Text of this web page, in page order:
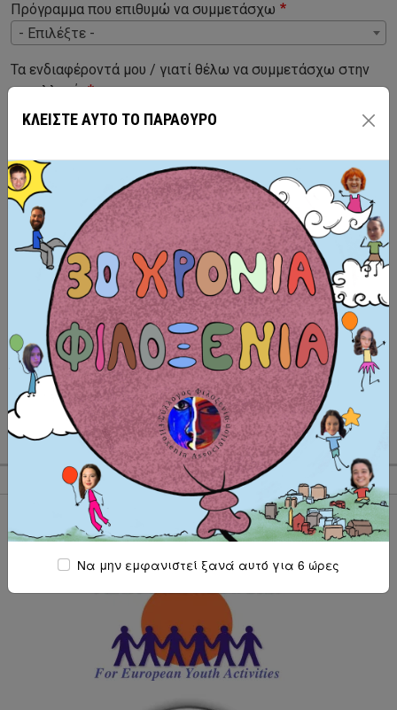
Πρόγραμμα που επιθυμώ να συμμετάσχω
- Επιλέξτε -
Τα ενδιαφέροντά μου / γιατί θέλω να συμμετάσχω στην
ανταλλαγή
Δεσμεύομαι να συμμετέχω ενεργά στο πρόγραμμα
Συμφωνώ να φωτογραφηθώ και να βιντεοσκοπηθώ για
τους σκοπούς της ανταλλαγής νέων και να αναρτηθώ
στην ιστοσελίδα του συλλόγου και στα μέσα
κοινωνικής δικτύωσης.
Δεσμεύομαι να πληρώσω το κόστος συμμετοχής
Υποβολή
ΜΈΛΟΣ ΣΕ:
ΚΛΕΙΣΤΕ ΑΥΤΟ ΤΟ ΠΑΡΑΘΥΡΟ
Να μην εμφανιστεί ξανά αυτό για 6 ώρες